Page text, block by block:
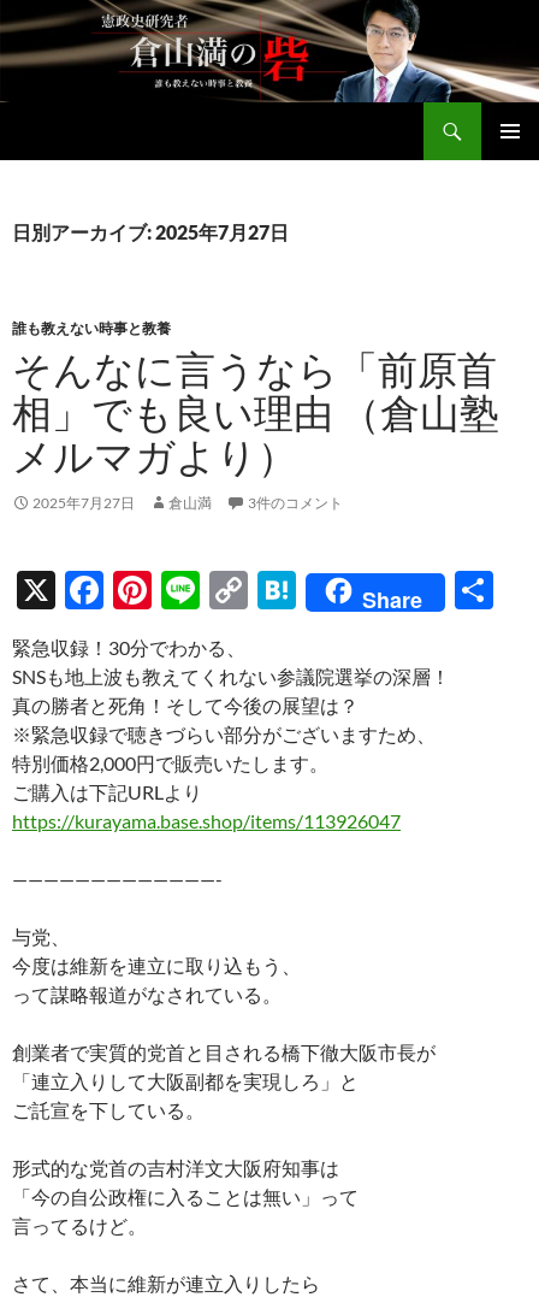
テ
ン
へ
ッ
日別アーカイブ: 2025年7月27日
誰も教えない時事と教養
そんなに言うなら「前原首
相」でも良い理由 （倉山塾
メルマガより）
2025年7月27日 倉山満 3件のコメント
X
F
ac
e
b
o
o
k
Pi
nt
er
es
t
Li
n
e
C
p
y
Li
n
k
H
e
n
a
Share
緊急収録！30分でわかる、
SNSも地上波も教えてくれない参議院選挙の深層！
真の勝者と死角！そして今後の展望は？
※緊急収録で聴きづらい部分がございますため、
特別価格2,000円で販売いたします。
ご購入は下記URLより
https://kurayama.base.shop/items/113926047
—————————————-
与党、
今度は維新を連立に取り込もう、
って謀略報道がなされている。
創業者で実質的党首と目される橋下徹大阪市長が
「連立入りして大阪副都を実現しろ」と
ご託宣を下している。
形式的な党首の吉村洋文大阪府知事は
「今の自公政権に入ることは無い」って
言ってるけど。
さて、本当に維新が連立入りしたら